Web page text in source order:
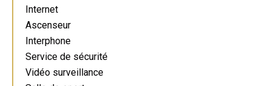
Internet
Ascenseur
Interphone
Service de sécurité
Vidéo surveillance